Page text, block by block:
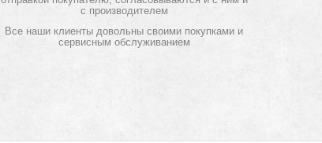
с производителем
Все наши клиенты довольны своими покупками и
сервисным обслуживанием